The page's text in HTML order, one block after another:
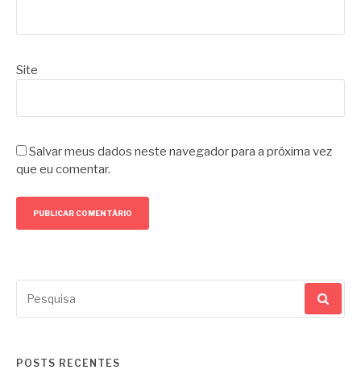
Site
Salvar meus dados neste navegador para a próxima vez
que eu comentar.
por:
POSTS RECENTES